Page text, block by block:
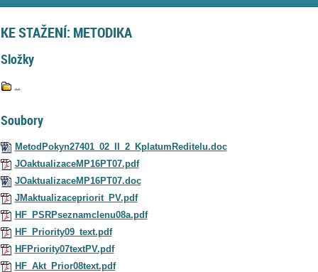
KE STAŽENÍ: METODIKA
Složky
..
Soubory
MetodPokyn27401_02_II_2_KplatumReditelu.doc
JOaktualizaceMP16PT07.pdf
JOaktualizaceMP16PT07.doc
JMaktualizacepriorit_PV.pdf
HF_PSRPseznamclenu08a.pdf
HF_Priority09_text.pdf
HFPriority07textPV.pdf
HF_Akt_Prior08text.pdf